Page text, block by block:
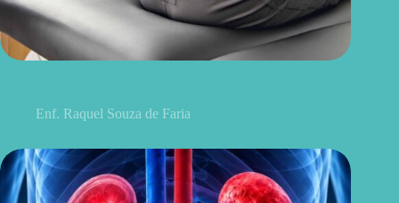
Enf. Raquel Souza de Faria